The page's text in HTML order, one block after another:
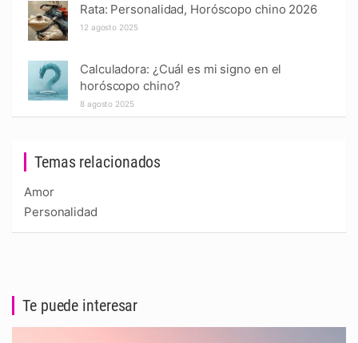
Temas relacionados
Amor
Personalidad
Rata: Personalidad, Horóscopo chino 2026
12 agosto 2025
Calculadora: ¿Cuál es mi signo en el
horóscopo chino?
8 agosto 2025
Te puede interesar